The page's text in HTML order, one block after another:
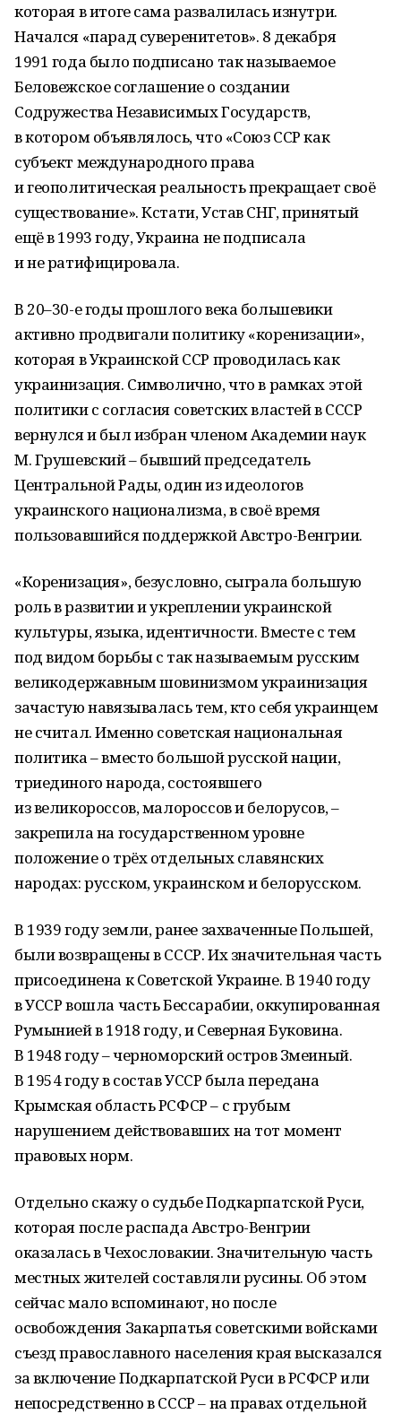
которая в итоге сама развалилась изнутри.
Начался «парад суверенитетов». 8 декабря
1991 года было подписано так называемое
Беловежское соглашение о создании
Содружества Независимых Государств,
в котором объявлялось, что «Союз ССР как
субъект международного права
и геополитическая реальность прекращает своё
существование». Кстати, Устав СНГ, принятый
ещё в 1993 году, Украина не подписала
и не ратифицировала.
В 20–30-е годы прошлого века большевики
активно продвигали политику «коренизации»,
которая в Украинской ССР проводилась как
украинизация. Символично, что в рамках этой
политики с согласия советских властей в СССР
вернулся и был избран членом Академии наук
М. Грушевский – бывший председатель
Центральной Рады, один из идеологов
украинского национализма, в своё время
пользовавшийся поддержкой Австро-Венгрии.
«Коренизация», безусловно, сыграла большую
роль в развитии и укреплении украинской
культуры, языка, идентичности. Вместе с тем
под видом борьбы с так называемым русским
великодержавным шовинизмом украинизация
зачастую навязывалась тем, кто себя украинцем
не считал. Именно советская национальная
политика – вместо большой русской нации,
триединого народа, состоявшего
из великороссов, малороссов и белорусов, –
закрепила на государственном уровне
положение о трёх отдельных славянских
народах: русском, украинском и белорусском.
В 1939 году земли, ранее захваченные Польшей,
были возвращены в СССР. Их значительная часть
присоединена к Советской Украине. В 1940 году
в УССР вошла часть Бессарабии, оккупированная
Румынией в 1918 году, и Северная Буковина.
В 1948 году – черноморский остров Змеиный.
В 1954 году в состав УССР была передана
Крымская область РСФСР – с грубым
нарушением действовавших на тот момент
правовых норм.
Отдельно скажу о судьбе Подкарпатской Руси,
которая после распада Австро-Венгрии
оказалась в Чехословакии. Значительную часть
местных жителей составляли русины. Об этом
сейчас мало вспоминают, но после
освобождения Закарпатья советскими войсками
съезд православного населения края высказался
за включение Подкарпатской Руси в РСФСР или
непосредственно в СССР – на правах отдельной